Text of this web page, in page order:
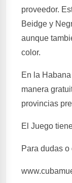
proveedor.
Beidge y
aunque
color.
En la
manera
provincias
El Juego
Para dudas